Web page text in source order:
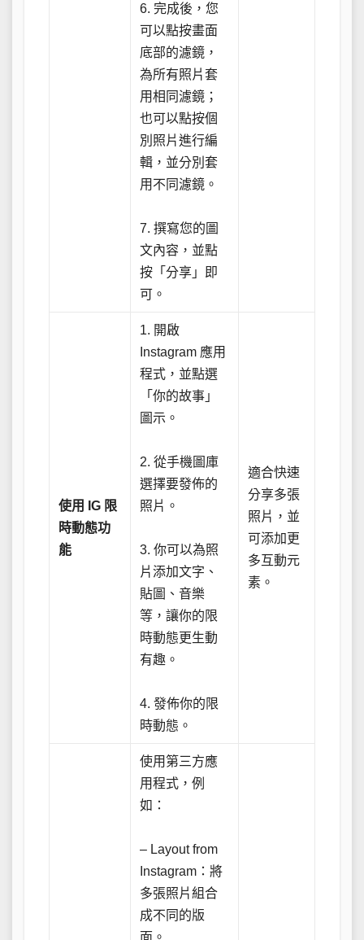
6. 完成後，您
可以點按畫面
底部的濾鏡，
為所有照片套
用相同濾鏡；
也可以點按個
別照片進行編
輯，並分別套
用不同濾鏡。
7. 撰寫您的圖
文內容，並點
按「分享」即
可。
使用 IG 限
時動態功
能
1. 開啟
Instagram 應用
程式，並點選
「你的故事」
圖示。
2. 從手機圖庫
選擇要發佈的
照片。
3. 你可以為照
片添加文字、
貼圖、音樂
等，讓你的限
時動態更生動
有趣。
4. 發佈你的限
時動態。
適合快速
分享多張
照片，並
可添加更
多互動元
素。
使用第三方應
用程式，例
如：
– Layout from
Instagram：將
多張照片組合
成不同的版
面。